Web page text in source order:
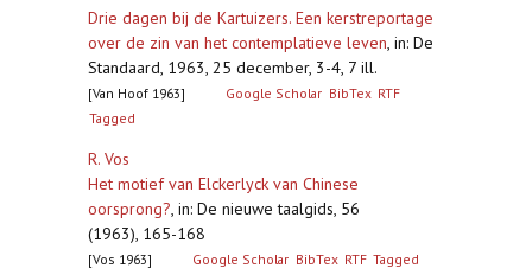
Drie dagen bij de Kartuizers. Een kerstreportage
over de zin van het contemplatieve leven, in: De
Standaard, 1963, 25 december, 3-4, 7 ill.
[Van Hoof 1963] Google Scholar BibTex RTF
Tagged
R. Vos
Het motief van Elckerlyck van Chinese
oorsprong?, in: De nieuwe taalgids, 56
(1963), 165-168
[Vos 1963] Google Scholar BibTex RTF Tagged